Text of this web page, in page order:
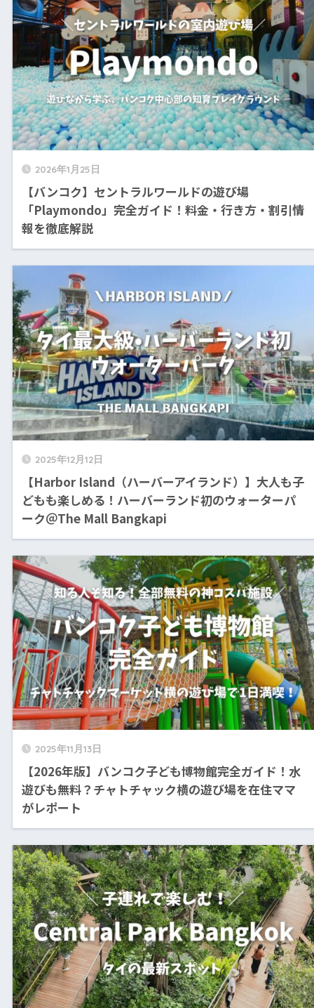
2026年1月25日
【バンコク】セントラルワールドの遊び場
「Playmondo」完全ガイド！料金・行き方・割引情
報を徹底解説
2025年12月12日
【Harbor Island（ハーバーアイランド）】大人も子
どもも楽しめる！ハーバーランド初のウォーターパ
ーク＠The Mall Bangkapi
2025年11月13日
【2026年版】バンコク子ども博物館完全ガイド！水
遊びも無料？チャトチャック横の遊び場を在住ママ
がレポート